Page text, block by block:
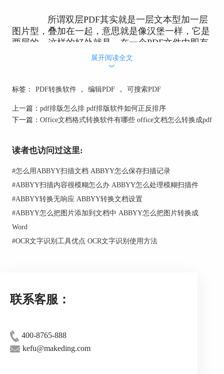
所谓双层PDF其实就是一层文本型加一层
图片型，叠加在一起，意思就是像汉堡一样，它是
两层的。这样的好处就是，在一个PDF文件中即有
可编辑的文本又有不可篡改的图片，非常利于管
理，融合了二者的优点，同时又摒弃了他们的缺
二、双层PDF制作软件推荐
制作双层PDF其实并不难，只是需要借助
一些PDF制作软件来完成，小编根据这么多年的从
双层 PDF制作软件。
见的PDF文档阅读器，它和经常用的办公软件PS、
DW等都是adobe公司旗下的。它是一款非常方便的
PDF处理工具，不仅可以轻松制作双层PDF，而且
支持跨平台去编辑携带传阅的一个软件，但是这款
展开阅读全文
︾
标签： PDF转换软件 ， 编辑PDF ， 可搜索PDF
上一篇： pdf排版怎么排 pdf排版软件如何正反排序
下一篇： Office文档格式转换软件有哪些 office文档怎么转换成pdf
读者也访问过这里:
#怎么用ABBYY扫描文档 ABBYY怎么保存扫描记录
#ABBYY扫描内容很模糊怎么办 ABBYY怎么处理模糊扫描件
#ABBYY转换无响应 ABBYY转换文档设置
#ABBYY怎么把图片添加到文档中 ABBYY怎么把图片转换成
Word
#OCR文字识别工具优点 OCR文字识别使用方法
联系客服：
400-8765-888
kefu@makeding.com